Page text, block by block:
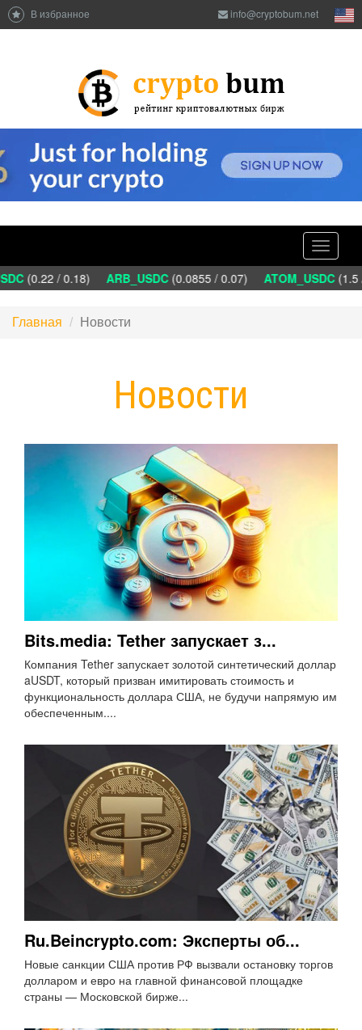
В избранное info@cryptobum.net
Toggle
(0.22 / 0.18) ARB_USDC(0.0855 / 0.07) ATOM_USDC(1.5 /
Главная Новости
Новости
Bits.media: Tether запускает з...
Компания Tether запускает золотой синтетический доллар
aUSDT, который призван имитировать стоимость и
функциональность доллара США, не будучи напрямую им
обеспеченным....
Ru.Beincrypto.com: Эксперты об...
Новые санкции США против РФ вызвали остановку торгов
долларом и евро на главной финансовой площадке
страны — Московской бирже...